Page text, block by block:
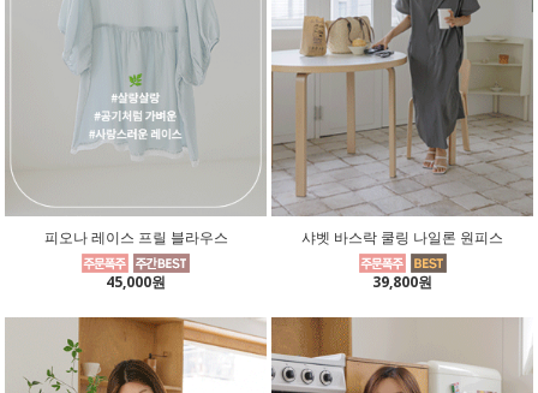
피오나 레이스 프릴 블라우스
45,000원
샤벳 바스락 쿨링 나일론 원피스
39,800원